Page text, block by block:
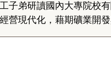
子弟研讀國內大專院校
營現代化，藉期礦業開